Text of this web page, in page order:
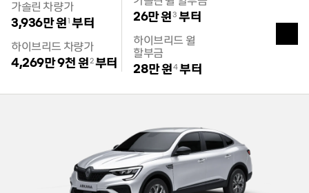
가솔린 차량가
3,936만 원1 부터
하이브리드 차량가
4,269만 9천 원2부터
26만 원3 부터
하이브리드 월
할부금
28만 원4부터